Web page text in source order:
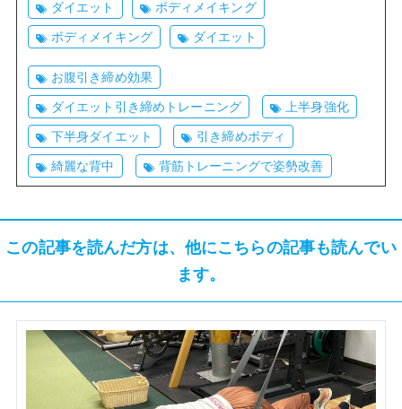
ダイエット ボディメイキング
ボディメイキング ダイエット
お腹引き締め効果
ダイエット引き締めトレーニング 上半身強化
下半身ダイエット 引き締めボディ
綺麗な背中 背筋トレーニングで姿勢改善
この記事を読んだ方は、他にこちらの記事も読んでい
ます。